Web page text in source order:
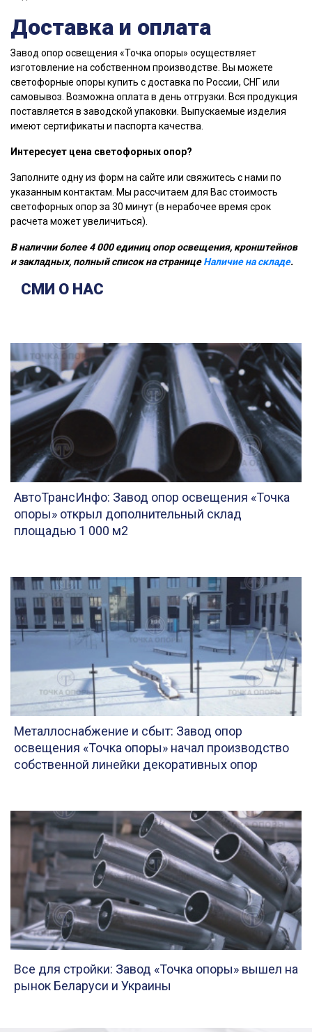
Доставка и оплата
Завод опор освещения «Точка опоры» осуществляет
изготовление на собственном производстве. Вы можете
светофорные опоры купить с доставка по России, СНГ или
самовывоз. Возможна оплата в день отгрузки. Вся продукция
поставляется в заводской упаковки. Выпускаемые изделия
имеют сертификаты и паспорта качества.
Интересует цена светофорных опор?
Заполните одну из форм на сайте или свяжитесь с нами по
указанным контактам. Мы рассчитаем для Вас стоимость
светофорных опор за 30 минут (в нерабочее время срок
расчета может увеличиться).
В наличии более 4 000 единиц опор освещения, кронштейнов
и закладных, полный список на страницеНаличие на складе.
СМИ О НАС
АвтоТрансИнфо: Завод опор освещения «Точка
опоры» открыл дополнительный склад
площадью 1 000 м2
Металлоснабжение и сбыт: Завод опор
освещения «Точка опоры» начал производство
собственной линейки декоративных опор
Все для стройки: Завод «Точка опоры» вышел на
рынок Беларуси и Украины